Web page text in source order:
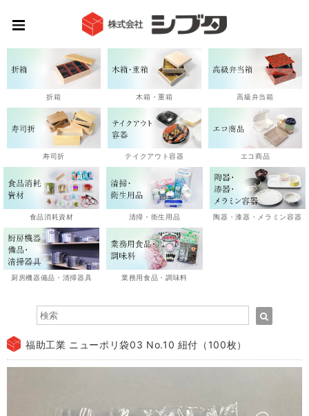
折箱 木箱・重箱 高級弁当箱
寿司折 テイクアウト容器 エコ商品
食品消耗資材 清掃・衛生用品 陶器・漆器・メラミン容器
厨房機器備品・清掃器具 業務用食品・調味料
福助工業 ニューポリ袋03 No.10 紐付（100枚）